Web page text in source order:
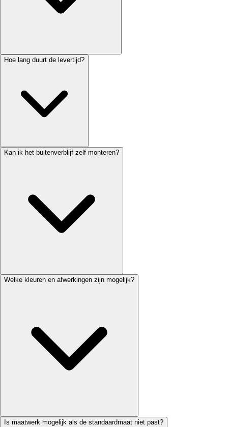
Hoe lang duurt de levertijd?
Kan ik het buitenverblijf zelf monteren?
Welke kleuren en afwerkingen zijn mogelijk?
Is maatwerk mogelijk als de standaardmaat niet past?